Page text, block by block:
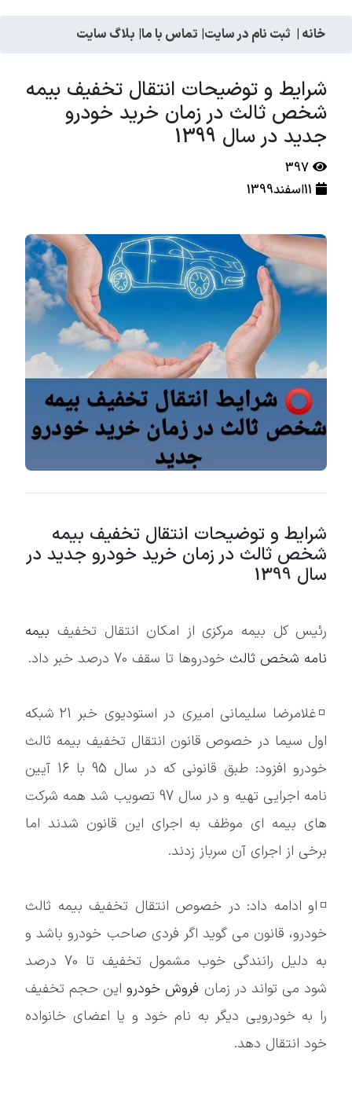
خانه | ثبت نام در سایت| تماس با ما| بلاگ سایت
شرایط و توضیحات انتقال تخفیف بیمه
شخص ثالث در زمان خرید خودرو
جدید در سال 1399
397
11اسفند1399
شرایط و توضیحات انتقال تخفیف بیمه
شخص ثالث در زمان خرید خودرو جدید در
سال 1399
رئیس کل بیمه مرکزی از امکان انتقال تخفیف بیمه
نامه شخص ثالث خودروها تا سقف 70 درصد خبر داد.
◽️غلامرضا سلیمانی امیری در استودیوی خبر 21 شبکه
اول سیما در خصوص قانون انتقال تخفیف بیمه ثالث
خودرو افزود: طبق قانونی که در سال 95 با 16 آیین
نامه اجرایی تهیه و در سال 97 تصویب شد همه شرکت
های بیمه ای موظف به اجرای این قانون شدند اما
برخی از اجرای آن سرباز زدند.
◽️او ادامه داد: در خصوص انتقال تخفیف بیمه ثالث
خودرو، قانون می گوید اگر فردی صاحب خودرو باشد و
به دلیل رانندگی خوب مشمول تخفیف تا 70 درصد
شود می تواند در زمان فروش خودرو این حجم تخفیف
را به خودرویی دیگر به نام خود و یا اعضای خانواده
خود انتقال دهد.